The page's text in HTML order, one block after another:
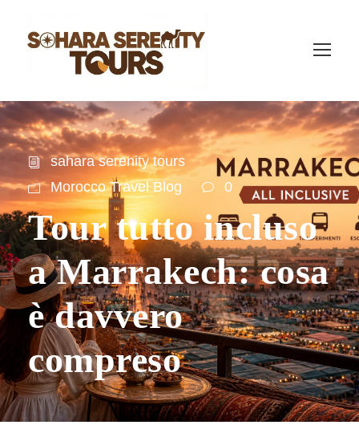
sahara serenity tours
Morocco Travel Blog
0
Tour tutto incluso
a Marrakech: cosa
è davvero
compreso